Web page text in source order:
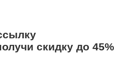
скидку до 45%